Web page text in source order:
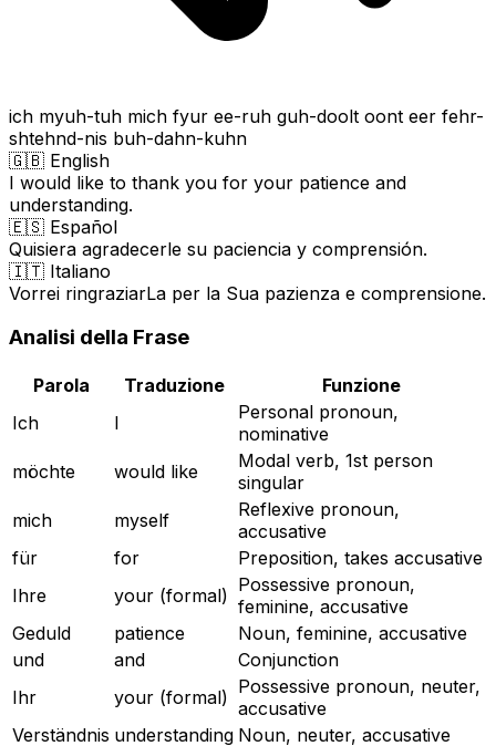
ich myuh-tuh mich fyur ee-ruh guh-doolt oont eer fehr-
shtehnd-nis buh-dahn-kuhn
🇬🇧 English
I would like to thank you for your patience and
understanding.
🇪🇸 Español
Quisiera agradecerle su paciencia y comprensión.
🇮🇹 Italiano
Vorrei ringraziarLa per la Sua pazienza e comprensione.
Analisi della Frase
Parola Traduzione
Funzione
Ich
I
Personal pronoun,
nominative
möchte
would like
Modal verb, 1st person
singular
mich
myself
Reflexive pronoun,
accusative
für
for
Preposition, takes accusative
Ihre
your (formal) Possessive pronoun,
feminine, accusative
Geduld
patience
Noun, feminine, accusative
und
and
Conjunction
Ihr
your (formal) Possessive pronoun, neuter,
accusative
Verständnis understanding Noun, neuter, accusative